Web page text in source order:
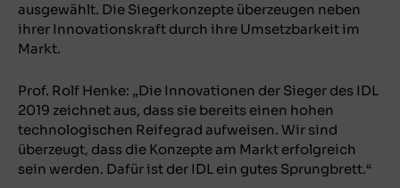
ausgewählt. Die Siegerkonzepte überzeugen neben
ihrer Innovationskraft durch ihre Umsetzbarkeit im
Markt.
Prof. Rolf Henke: „Die Innovationen der Sieger des IDL
2019 zeichnet aus, dass sie bereits einen hohen
technologischen Reifegrad aufweisen. Wir sind
überzeugt, dass die Konzepte am Markt erfolgreich
sein werden. Dafür ist der IDL ein gutes Sprungbrett.“